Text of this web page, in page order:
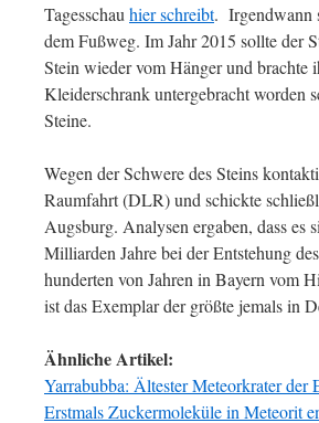
Tagesschau hier schreibt. Irgendwann
dem Fußweg. Im Jahr 2015 sollte der
Stein wieder vom Hänger und
Kleiderschrank untergebracht worden
Steine.
Wegen der Schwere des Steins
Raumfahrt (DLR) und schickte
Augsburg. Analysen ergaben, dass
Milliarden Jahre bei der Entstehung
hunderten von Jahren in Bayern vom
ist das Exemplar der größte jemals in
Ähnliche Artikel:
Yarrabubba: Ältester Meteorkrater der
Erstmals Zuckermoleküle in Meteorit